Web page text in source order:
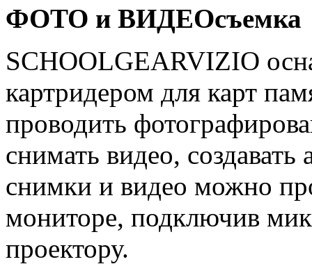
ФОТО и ВИДЕОсъемка
SCHOOLGEARVIZIO
картридером для карт
проводить
снимать видео,
снимки и видео можно
мониторе, подключив
проектору.